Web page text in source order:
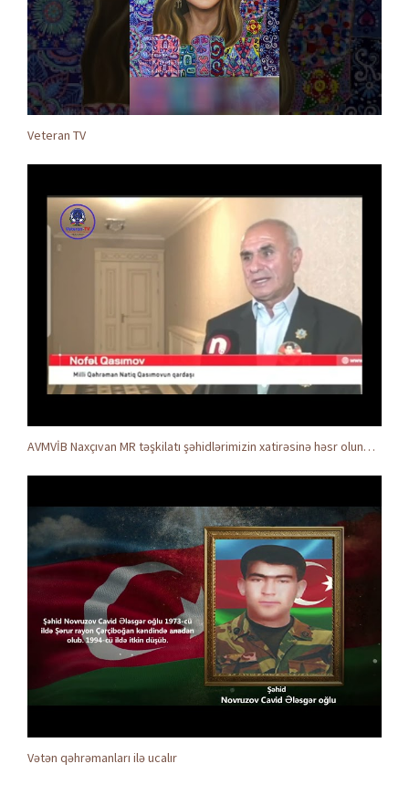
Veteran TV
AVMVİB Naxçıvan MR təşkilatı şəhidlərimizin xatirəsinə həsr olunmuş tədbir keçirdi
Vətən qəhrəmanları ilə ucalır